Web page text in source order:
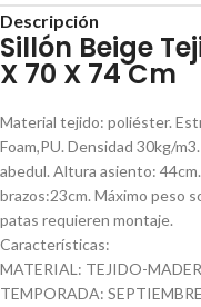
Descripción
Sillón Beige
X 70 X 74 Cm
Material tejido: poliéster.
Foam,PU. Densidad 30kg/
abedul. Altura asiento:
brazos:23cm. Máximo peso
patas requieren montaje.
Características:
MATERIAL: TEJIDO-
TEMPORADA: